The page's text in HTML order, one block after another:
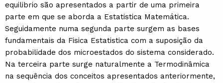
equilibrio são apresentados a partir de uma primeira
parte em que se aborda a Estatistica Matemática.
Seguidamente numa segunda parte surgem as bases
fundamentais da Fisica Estatistica com a suposição da
probabilidade dos microestados do sistema considerado.
Na terceira parte surge naturalmente a Termodinâmica
na sequência dos conceitos apresentados anteriormente,